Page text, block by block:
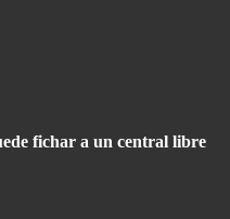
fichar a un central libre